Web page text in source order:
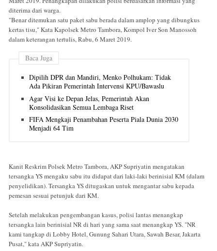
diterima dari warga.
"Benar ditemukan satu paket sabu berada dalam amplop yang dibungkus
kertas tisu," Kata Kapolsek Metro Tambora, Kompol Iver Son Manossoh
dalam keterangan tertulis, Rabu, 6 Maret 2019.
Baca Juga
Dipilih DPR dan Mandiri, Menko Polhukam: Tidak
Ada Pikiran Pemerintah Intervensi KPU/Bawaslu
Agar Visi ke Depan Jelas, Pemerintah Akan
Konsolidasikan Semua Lembaga Riset
FIFA Mengkaji Penambahan Peserta Piala Dunia 2030
Menjadi 64 Tim
Kanit Reskrim Polsek Metro Tambora, AKP Supriyatin mengatakan
tersangka YS mengaku sabu itu didapat dari laki-laki berinisial KM (dalam
penyelidikan). Tersangka YS ditugaskan untuk mengantar sabu kepada
pemesan sesuai petunjuk dari KM.
Setelah melakukan pengembangan kasus, polisi lantas menangkap
tersangka lain berinisial NR di hari yang sama saat menangkap YS. "NR
kami tangkap di Lobby Hotel, Gunung Sahari Utara, Sawah Besar, Jakarta
Pusat," kata AKP Supriyatin.